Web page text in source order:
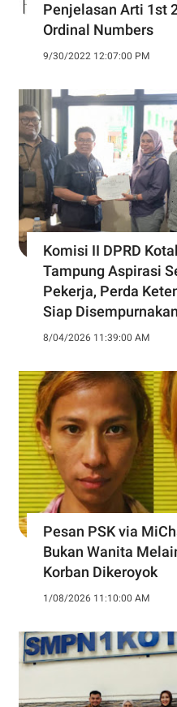
Penjelasan Arti 1st
Ordinal Numbers
9/30/2022 12:07:00 PM
Komisi II DPRD
Tampung Aspirasi
Pekerja, Perda
Siap Disempurnakan
8/04/2026 11:39:00 AM
Pesan PSK via
Bukan Wanita
Korban Dikeroyok
1/08/2026 11:10:00 AM